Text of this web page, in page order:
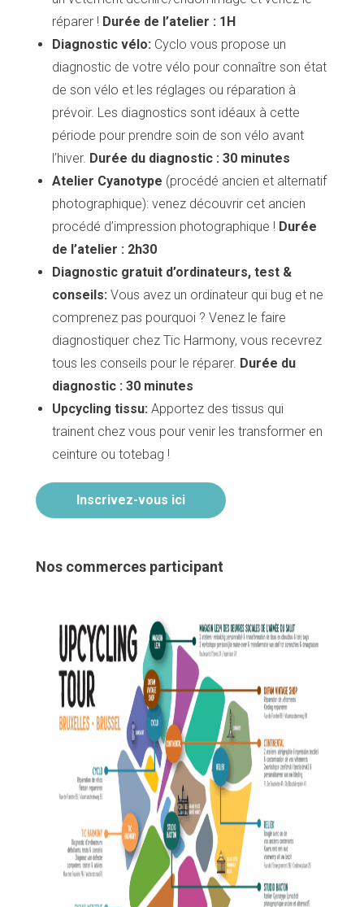
Accueil
Bonnes adresses
Quartiers
Blog
Tops 10
Artisans
A propos
réparer ! Durée de l’atelier : 1H
Diagnostic vélo: Cyclo vous propose un
diagnostic de votre vélo pour connaître son état
de son vélo et les réglages ou réparation à
prévoir. Les diagnostics sont idéaux à cette
période pour prendre soin de son vélo avant
l’hiver. Durée du diagnostic : 30 minutes
Atelier Cyanotype (procédé ancien et alternatif
photographique): venez découvrir cet ancien
procédé d’impression photographique ! Durée
de l’atelier : 2h30
Diagnostic gratuit d’ordinateurs, test &
conseils: Vous avez un ordinateur qui bug et ne
comprenez pas pourquoi ? Venez le faire
diagnostiquer chez Tic Harmony, vous recevrez
tous les conseils pour le réparer. Durée du
diagnostic : 30 minutes
Upcycling tissu:Apportez des tissus qui
trainent chez vous pour venir les transformer en
ceinture ou totebag !
Inscrivez-vous ici
Nos commerces participant